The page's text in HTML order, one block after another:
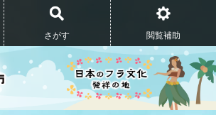
さがす 閲覧補助